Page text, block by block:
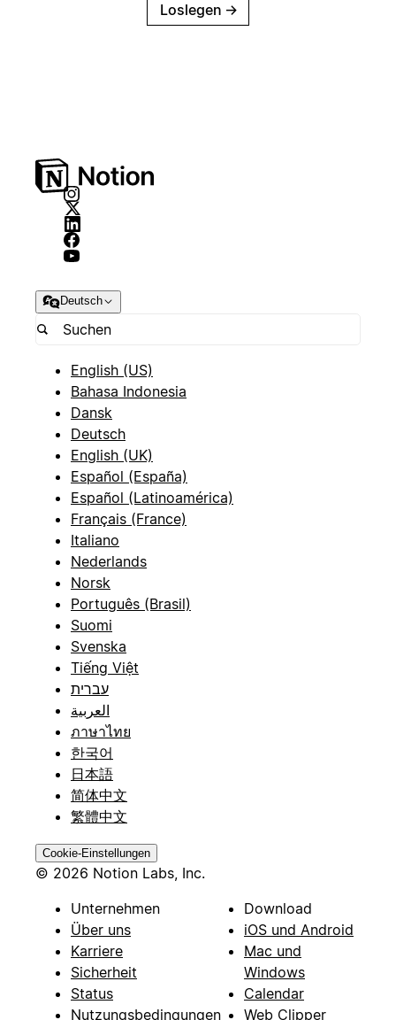
Loslegen →
Deutsch
English (US)
Bahasa Indonesia
Dansk
Deutsch
English (UK)
Español (España)
Español (Latinoamérica)
Français (France)
Italiano
Nederlands
Norsk
Português (Brasil)
Suomi
Svenska
Tiếng Việt
עברית
العربية
ภาษาไทย
한국어
日本語
简体中文
繁體中文
Cookie-Einstellungen
© 2026 Notion Labs, Inc.
Unternehmen
Über uns
Karriere
Sicherheit
Status
Nutzungsbedingungen
Download
iOS und Android
Mac und
Windows
Calendar
Web Clipper